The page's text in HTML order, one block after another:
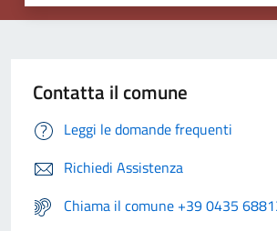
Contatta il comune
Leggi le domande frequenti
Richiedi Assistenza
Chiama il comune +39 0435